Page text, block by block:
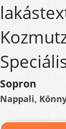
Sopron
Nappali,